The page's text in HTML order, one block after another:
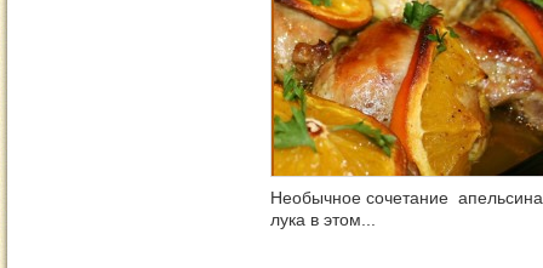
Необычное сочетание
лука в этом...